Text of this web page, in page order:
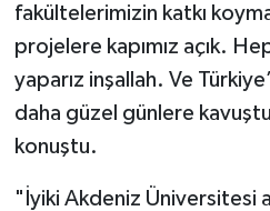
fakültelerimizin katkı
projelere kapımız açık.
yaparız inşallah. Ve
daha güzel günlere
konuştu.
"İyiki Akdeniz Üniversitesi